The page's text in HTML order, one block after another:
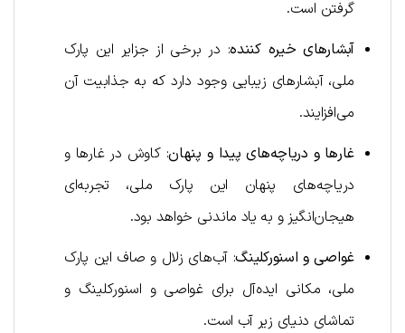
گرفتن است.
آبشارهای خیره کننده: در برخی از جزایر این پارک
ملی، آبشارهای زیبایی وجود دارد که به جذابیت آن
می‌افزایند.
غارها و دریاچه‌های پیدا و پنهان: کاوش در غارها و
دریاچه‌های پنهان این پارک ملی، تجربه‌ای
هیجان‌انگیز و به یاد ماندنی خواهد بود.
غواصی و اسنورکلینگ: آب‌های زلال و صاف این پارک
ملی، مکانی ایده‌آل برای غواصی و اسنورکلینگ و
تماشای دنیای زیر آب است.